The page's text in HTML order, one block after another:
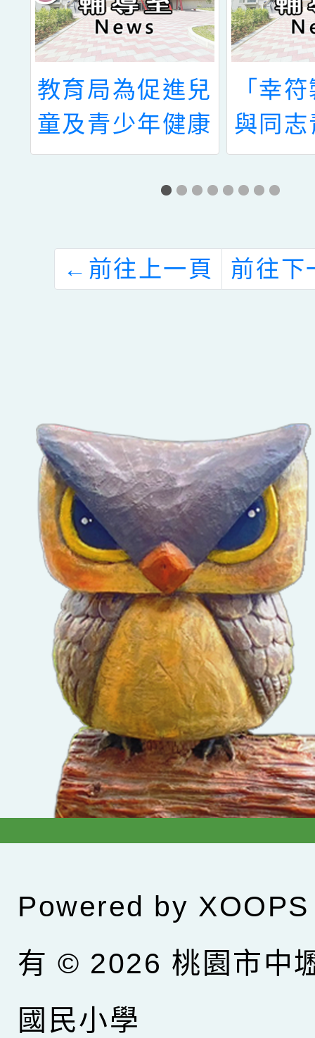
教育局為促進兒
童及青少年健康
上網，共同維護
其使用網路安
色情網站危害兒
少身心健康，教
「幸
與同
起長
← 前往上一頁 前往下
Powered by XOOPS
有 © 2026 桃園市中
國民小學